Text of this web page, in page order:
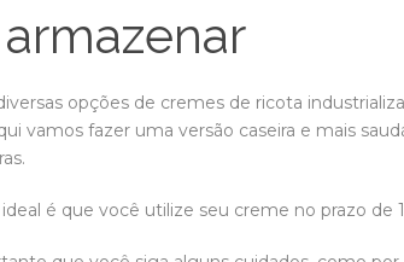
opções de cremes de ricota
vamos fazer uma versão caseira e mais
é que você utilize seu creme no prazo de